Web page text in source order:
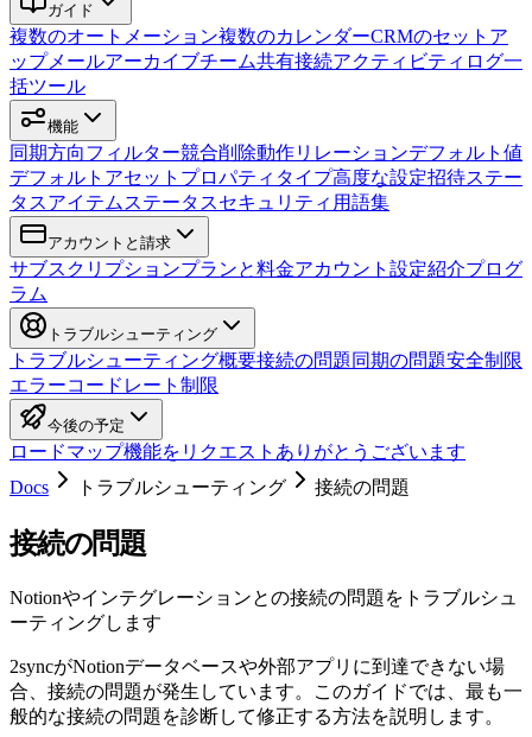
ガイド
複数のオートメーション複数のカレンダーCRMのセットア
ップメールアーカイブチーム共有接続アクティビティログ一
括ツール
機能
同期方向フィルター競合削除動作リレーションデフォルト値
デフォルトアセット プロパティタイプ高度な設定招待ステー
タスアイテムステータスセキュリティ 用語集
アカウントと請求
サブスクリプションプランと料金アカウント設定紹介プログ
ラム
トラブルシューティング
トラブルシューティング概要接続の問題 同期の問題安全制限
エラーコード レート制限
今後の予定
ロードマップ機能をリクエスト ありがとうございます
Docs
トラブルシューティング 接続の問題
接続の問題
Notionやインテグレーションとの接続の問題をトラブルシュ
ーティングします
2syncがNotionデータベースや外部アプリに到達できない場
合、接続の問題が発生しています。このガイドでは、最も一
般的な接続の問題を診断して修正する方法を説明します。